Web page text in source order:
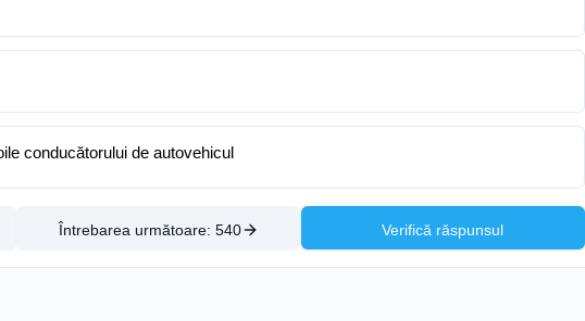
conducătorului de autovehicul
Întrebarea următoare: 540 Verifică răspunsul